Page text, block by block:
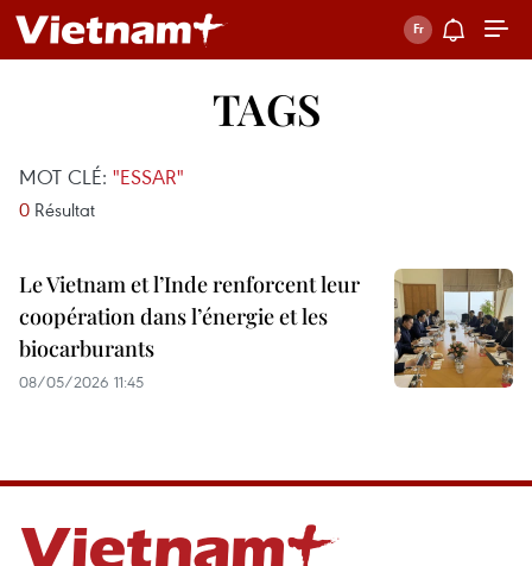
TAGS
MOT CLÉ: "ESSAR"
0 Résultat
Le Vietnam et l’Inde renforcent leur
coopération dans l’énergie et les
biocarburants
08/05/2026 11:45